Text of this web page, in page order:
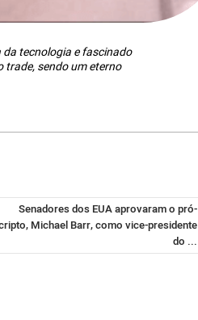
tecnologia e fascinado
sendo um eterno
Senadores dos EUA aprovaram o pró-
Michael Barr, como vice-presidente
do ...